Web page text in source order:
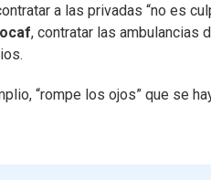
a las privadas “no es
, contratar las ambulancias
“rompe los ojos” que se